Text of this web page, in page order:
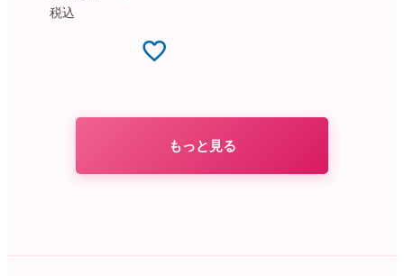
税込
もっと見る